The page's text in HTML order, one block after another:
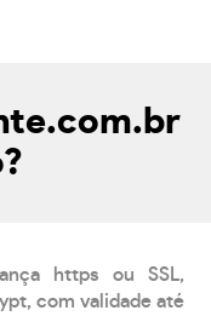
https ou SSL,
com validade até